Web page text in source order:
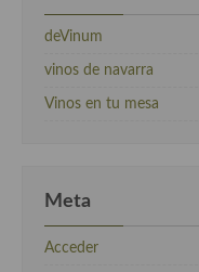
deVinum
vinos de navarra
Vinos en tu mesa
Meta
Acceder